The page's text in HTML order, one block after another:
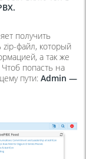
.
получить
zip-файл, который
а так же
попасть на
пути: Admin —